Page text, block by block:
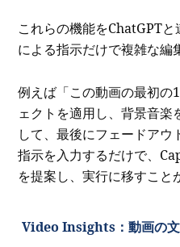
これらの機能をChatGPT
による指示だけで複雑な編
例えば「この動画の最初の
ェクトを適用し、背景音楽
して、最後にフェードアウ
指示を入力するだけで、
を提案し、実行に移すこと
Video Insights：動画の